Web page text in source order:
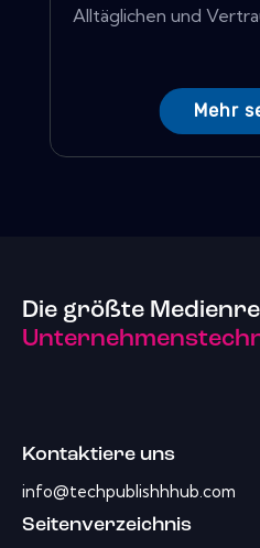
Alltäglichen und
Mehr
Die größte
Kontaktiere uns
info@techpublishhhub.com
Seitenverzeichnis